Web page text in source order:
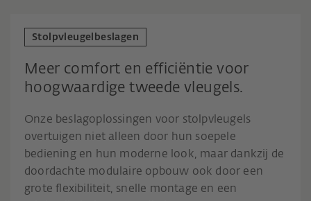
Stolpvleugelbeslagen
Meer comfort en efficiëntie voor
hoogwaardige tweede vleugels.
Onze beslagoplossingen voor stolpvleugels
overtuigen niet alleen door hun soepele
bediening en hun moderne look, maar dankzij de
doordachte modulaire opbouw ook door een
grote flexibiliteit, snelle montage en een